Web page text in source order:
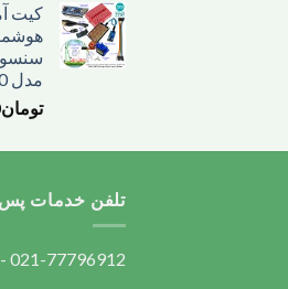
کیت
مدل RAIN_SG90
تومان
تلفن خدمات
021-77796912 ----- 09036761694